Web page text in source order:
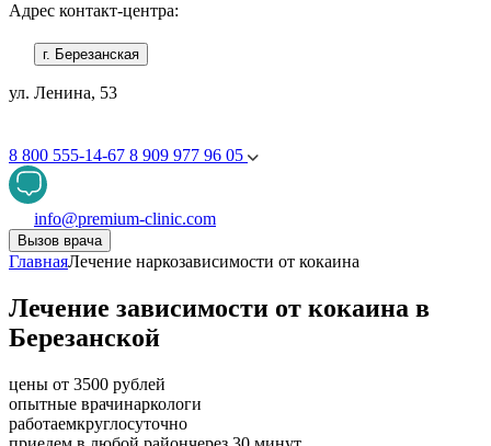
Адрес контакт-центра:
г. Березанская
ул. Ленина, 53
8 800 555-14-67 8 909 977 96 05
info@premium-clinic.com
Вызов врача
ГлавнаяЛечение наркозависимости от кокаина
Лечение зависимости от кокаина в
Березанской
цены от 3500 рублей
опытные врачинаркологи
работаемкруглосуточно